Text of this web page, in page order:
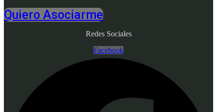
Quiero Asociarme
Redes Sociales
Facebook